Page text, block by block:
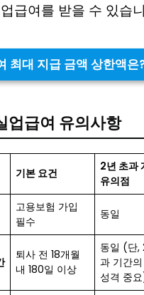
급여를 받을 수 있습
최대 지급 금액 상한액은
업급여 유의사항
기본 요건
2년 초과
유의점
고용보험 가입
필수
동일
퇴사 전 18개월
내 180일 이상
동일 (단,
과 기간
성격 중